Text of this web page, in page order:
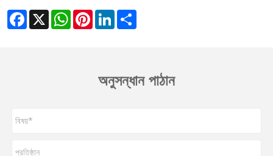
Facebook
X WhatsAppPinterestLinkedIn
অনুসন্ধান পাঠান